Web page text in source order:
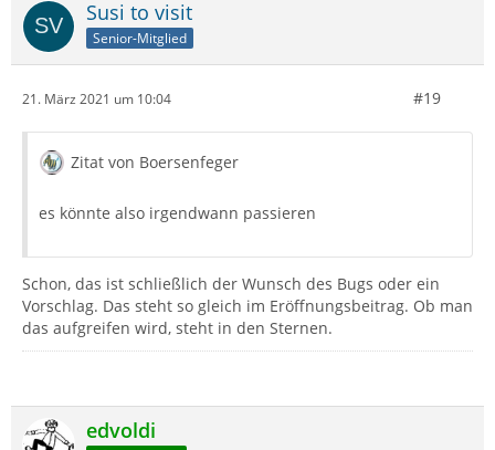
Susi to visit
Senior-Mitglied
21. März 2021 um 10:04 #19
Zitat von Boersenfeger
es könnte also irgendwann passieren
Schon, das ist schließlich der Wunsch des Bugs oder ein
Vorschlag. Das steht so gleich im Eröffnungsbeitrag. Ob man
das aufgreifen wird, steht in den Sternen.
edvoldi